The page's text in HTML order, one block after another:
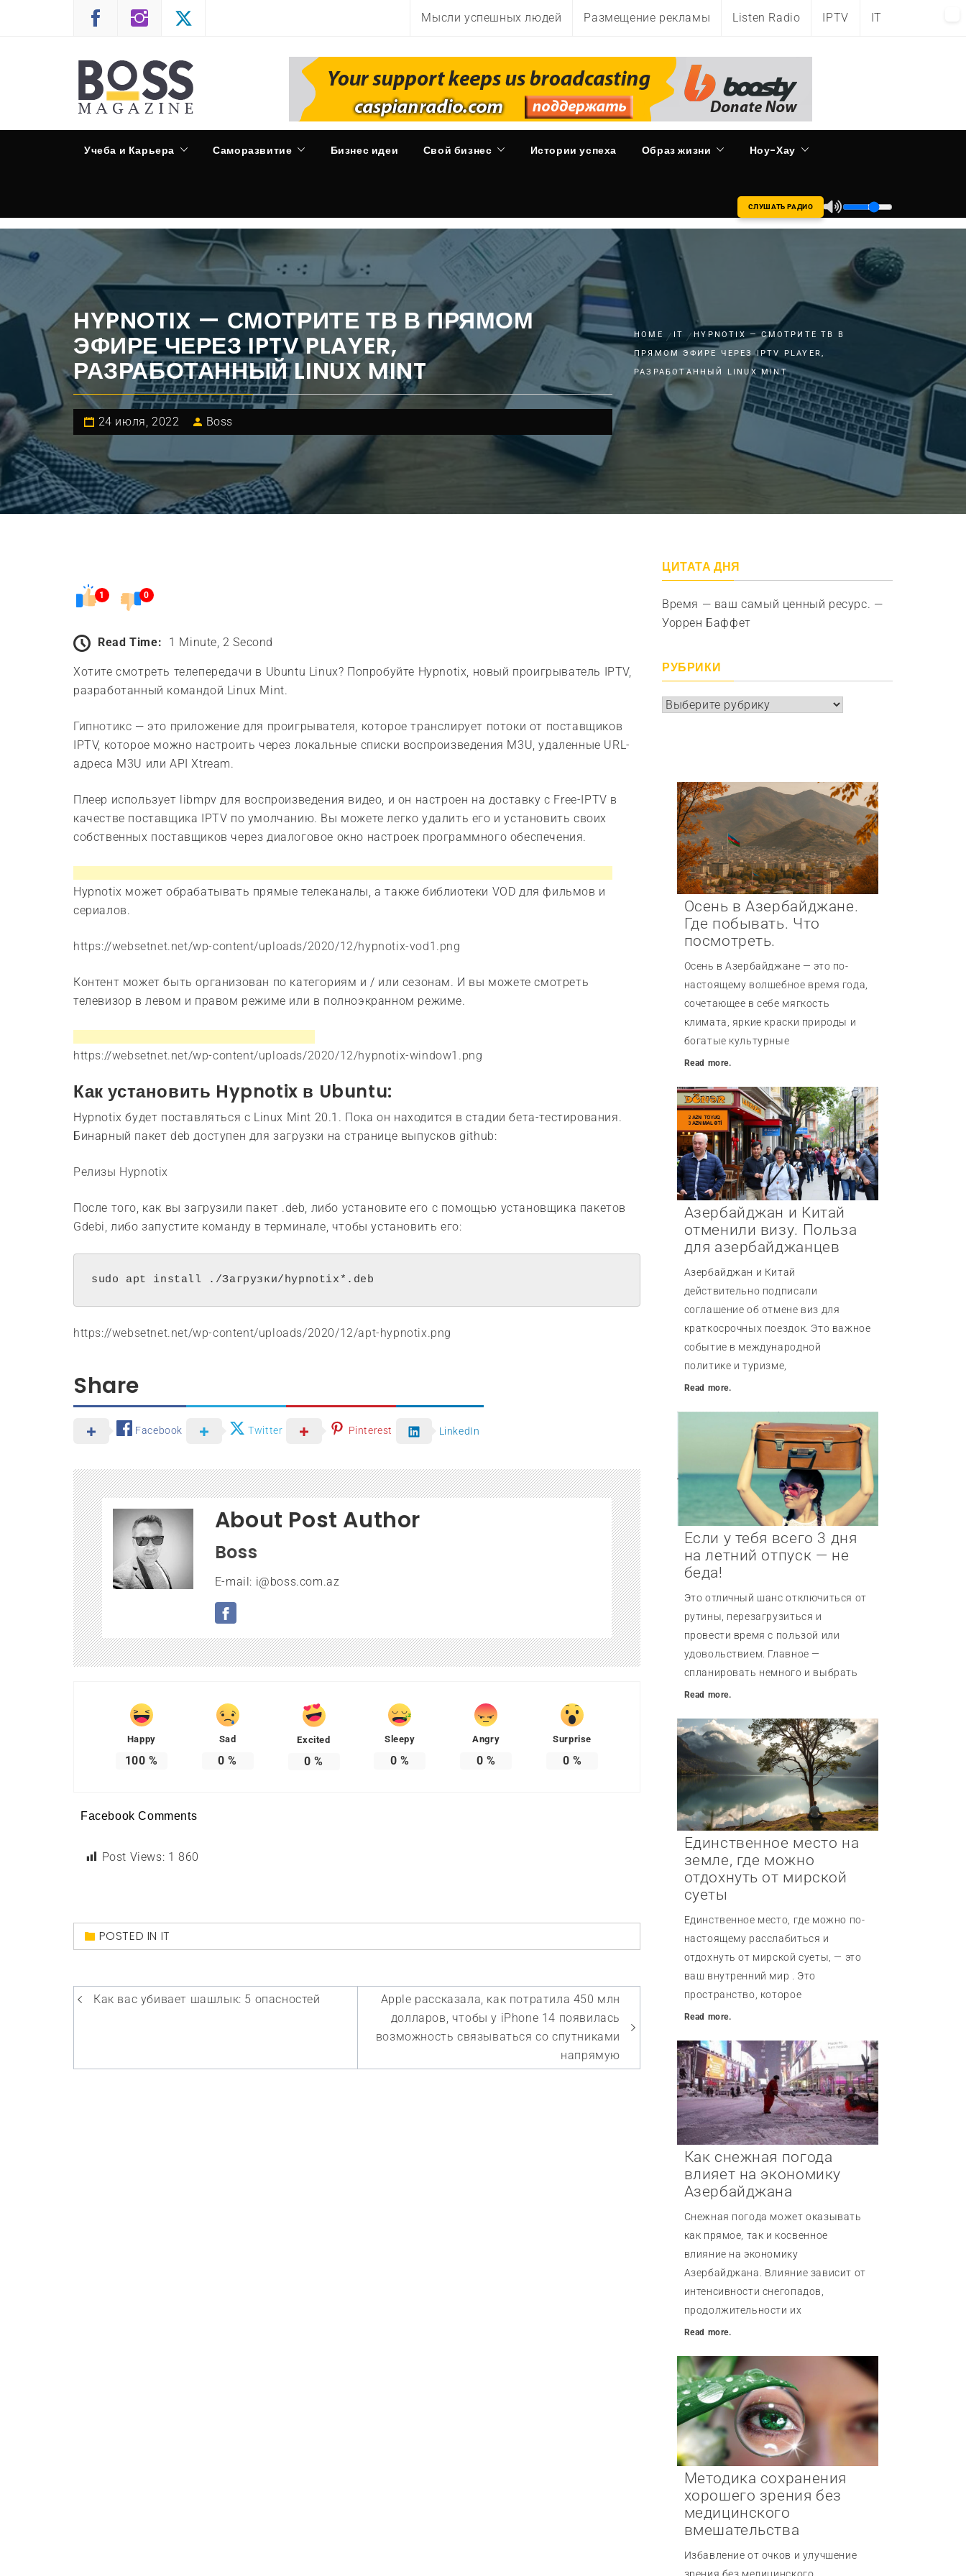
Мысли успешных людей Размещение рекламы Listen Radio IPTV IT
CASPIAN RADIO
Учеба и Карьера Саморазвитие Бизнес идеи Свой бизнес Истории успеха Образ жизни Ноу-Хау
СЛУШАТЬ РАДИО
HYPNOTIX — СМОТРИТЕ ТВ В ПРЯМОМ
ЭФИРЕ ЧЕРЕЗ IPTV PLAYER,
РАЗРАБОТАННЫЙ LINUX MINT
24 июля, 2022 Boss
HOME IT
HYPNOTIX — СМОТРИТЕ ТВ В
ПРЯМОМ ЭФИРЕ ЧЕРЕЗ IPTV PLAYER,
РАЗРАБОТАННЫЙ LINUX MINT
1 0
Read Time: 1 Minute, 2 Second
Хотите смотреть телепередачи в Ubuntu Linux? Попробуйте Hypnotix, новый проигрыватель IPTV,
разработанный командой Linux Mint.
Гипнотикс — это приложение для проигрывателя, которое транслирует потоки от поставщиков
IPTV, которое можно настроить через локальные списки воспроизведения M3U, удаленные URL-
адреса M3U или API Xtream.
Плеер использует libmpv для воспроизведения видео, и он настроен на доставку с Free-IPTV в
качестве поставщика IPTV по умолчанию. Вы можете легко удалить его и установить своих
собственных поставщиков через диалоговое окно настроек программного обеспечения.
Hypnotix может обрабатывать прямые телеканалы, а также библиотеки VOD для фильмов и
сериалов.
https://websetnet.net/wp-content/uploads/2020/12/hypnotix-vod1.png
Контент может быть организован по категориям и / или сезонам. И вы можете смотреть
телевизор в левом и правом режиме или в полноэкранном режиме.
https://websetnet.net/wp-content/uploads/2020/12/hypnotix-window1.png
Как установить Hypnotix в Ubuntu:
Hypnotix будет поставляться с Linux Mint 20.1. Пока он находится в стадии бета-тестирования.
Бинарный пакет deb доступен для загрузки на странице выпусков github:
Релизы Hypnotix
После того, как вы загрузили пакет .deb, либо установите его с помощью установщика пакетов
Gdebi, либо запустите команду в терминале, чтобы установить его:
sudo apt install ./Загрузки/hypnotix*.deb
https://websetnet.net/wp-content/uploads/2020/12/apt-hypnotix.png
Share
Facebook Twitter Pinterest LinkedIn
About Post Author
Boss
E-mail: i@boss.com.az
Happy
100 %
Sad
0 %
Excited
0 %
Sleepy
0 %
Angry
0 %
Surprise
0 %
Facebook Comments
Post Views: 1 860
POSTED IN IT
Навигация
Как вас убивает шашлык: 5 опасностей
Apple рассказала, как потратила 450 млн
долларов, чтобы у iPhone 14 появилась
возможность связываться со спутниками
напрямую
ЦИТАТА ДНЯ
Время — ваш самый ценный ресурс. —
Уоррен Баффет
РУБРИКИ
Рубрики
Осень в Азербайджане.
Где побывать. Что
посмотреть.
Осень в Азербайджане — это по-
настоящему волшебное время года,
сочетающее в себе мягкость
климата, яркие краски природы и
богатые культурные
Read more.
Азербайджан и Китай
отменили визу. Польза
для азербайджанцев
Азербайджан и Китай
действительно подписали
соглашение об отмене виз для
краткосрочных поездок. Это важное
событие в международной
политике и туризме,
Read more.
Если у тебя всего 3 дня
на летний отпуск — не
беда!
Это отличный шанс отключиться от
рутины, перезагрузиться и
провести время с пользой или
удовольствием. Главное —
спланировать немного и выбрать
Read more.
Единственное место на
земле, где можно
отдохнуть от мирской
суеты
Единственное место, где можно по-
настоящему расслабиться и
отдохнуть от мирской суеты, — это
ваш внутренний мир . Это
пространство, которое
Read more.
Как снежная погода
влияет на экономику
Азербайджана
Снежная погода может оказывать
как прямое, так и косвенное
влияние на экономику
Азербайджана. Влияние зависит от
интенсивности снегопадов,
продолжительности их
Read more.
Методика сохранения
хорошего зрения без
медицинского
вмешательства
Избавление от очков и улучшение